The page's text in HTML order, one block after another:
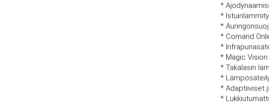
*
*
*
* Comand
*
* Magic
* Takalasin
*
* Adaptiiviset
*